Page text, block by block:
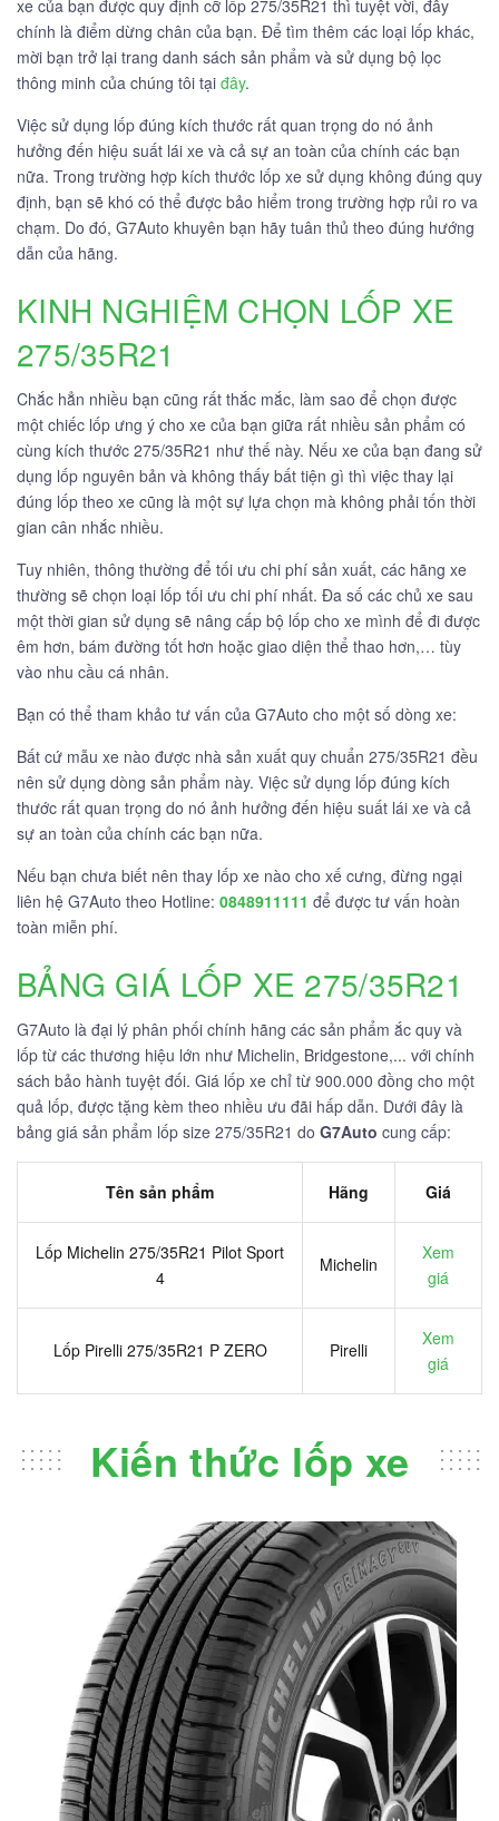
xe của bạn được quy định cỡ lốp 275/35R21 thì tuyệt vời, đây
chính là điểm dừng chân của bạn. Để tìm thêm các loại lốp khác,
mời bạn trở lại trang danh sách sản phẩm và sử dụng bộ lọc
thông minh của chúng tôi tại đây.
Việc sử dụng lốp đúng kích thước rất quan trọng do nó ảnh
hưởng đến hiệu suất lái xe và cả sự an toàn của chính các bạn
nữa. Trong trường hợp kích thước lốp xe sử dụng không đúng quy
định, bạn sẽ khó có thể được bảo hiểm trong trường hợp rủi ro va
chạm. Do đó, G7Auto khuyên bạn hãy tuân thủ theo đúng hướng
dẫn của hãng.
KINH NGHIỆM CHỌN LỐP XE
275/35R21
Chắc hẳn nhiều bạn cũng rất thắc mắc, làm sao để chọn được
một chiếc lốp ưng ý cho xe của bạn giữa rất nhiều sản phẩm có
cùng kích thước 275/35R21 như thế này. Nếu xe của bạn đang sử
dụng lốp nguyên bản và không thấy bất tiện gì thì việc thay lại
đúng lốp theo xe cũng là một sự lựa chọn mà không phải tốn thời
gian cân nhắc nhiều.
Tuy nhiên, thông thường để tối ưu chi phí sản xuất, các hãng xe
thường sẽ chọn loại lốp tối ưu chi phí nhất. Đa số các chủ xe sau
một thời gian sử dụng sẽ nâng cấp bộ lốp cho xe mình để đi được
êm hơn, bám đường tốt hơn hoặc giao diện thể thao hơn,… tùy
vào nhu cầu cá nhân.
Bạn có thể tham khảo tư vấn của G7Auto cho một số dòng xe:
Bất cứ mẫu xe nào được nhà sản xuất quy chuẩn 275/35R21 đều
nên sử dụng dòng sản phẩm này. Việc sử dụng lốp đúng kích
thước rất quan trọng do nó ảnh hưởng đến hiệu suất lái xe và cả
sự an toàn của chính các bạn nữa.
Nếu bạn chưa biết nên thay lốp xe nào cho xế cưng, đừng ngại
liên hệ G7Auto theo Hotline: 0848911111 để được tư vấn hoàn
toàn miễn phí.
BẢNG GIÁ LỐP XE 275/35R21
G7Auto là đại lý phân phối chính hãng các sản phẩm ắc quy và
lốp từ các thương hiệu lớn như Michelin, Bridgestone,... với chính
sách bảo hành tuyệt đối. Giá lốp xe chỉ từ 900.000 đồng cho một
quả lốp, được tặng kèm theo nhiều ưu đãi hấp dẫn. Dưới đây là
bảng giá sản phẩm lốp size 275/35R21 do G7Auto cung cấp:
Tên sản phẩm Hãng Giá
Lốp Michelin 275/35R21 Pilot Sport
4
Michelin
Xem
giá
Lốp Pirelli 275/35R21 P ZERO Pirelli
Xem
giá
Kiến thức lốp xe